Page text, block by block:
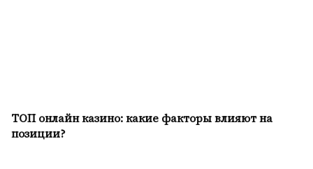
ТОП онлайн казино: какие факторы влияют на
позиции?